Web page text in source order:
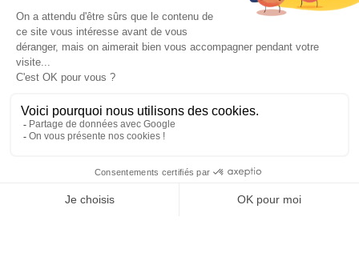
Contact
605 Rue de la Rive
42320 La Grand-Croix
FRANCE
Infos & Devis
CGV